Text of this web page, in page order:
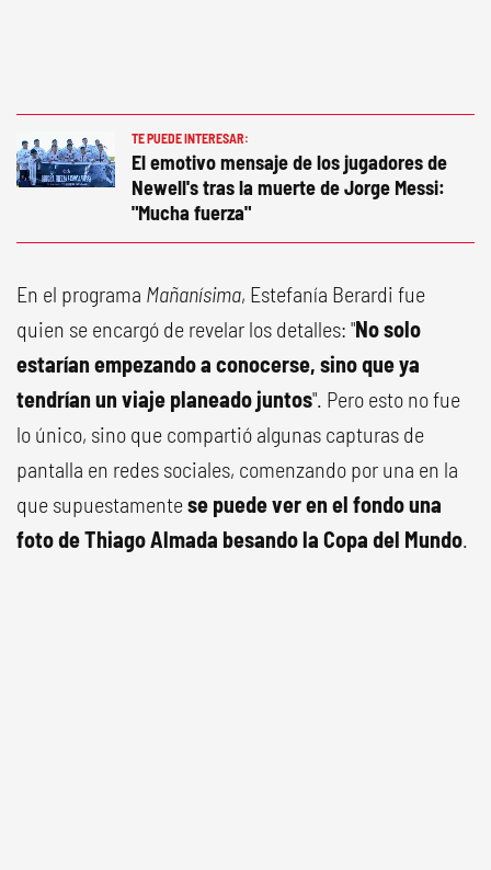
TE PUEDE INTERESAR:
El emotivo mensaje de los jugadores de
Newell's tras la muerte de Jorge Messi:
"Mucha fuerza"
En el programa Mañanísima, Estefanía Berardi fue
quien se encargó de revelar los detalles: "No solo
estarían empezando a conocerse, sino que ya
tendrían un viaje planeado juntos". Pero esto no fue
lo único, sino que compartió algunas capturas de
pantalla en redes sociales, comenzando por una en la
que supuestamentese puede ver en el fondo una
foto de Thiago Almada besando la Copa del Mundo.